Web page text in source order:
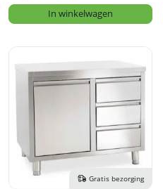
In winkelwagen
Gratis bezorging